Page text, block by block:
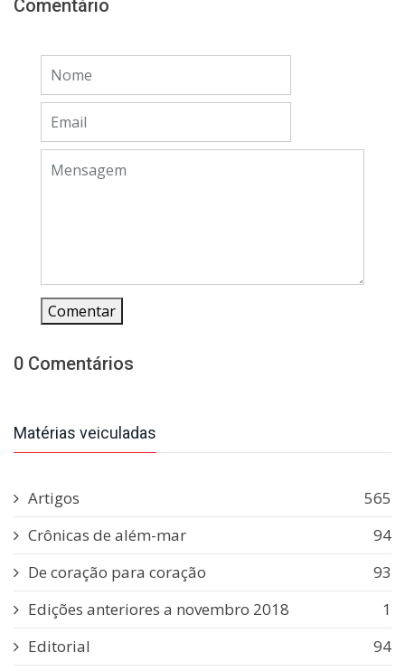
Comentário
Comentar
0 Comentários
Matérias veiculadas
Artigos
565
Crônicas de além-mar
94
De coração para coração
93
Edições anteriores a novembro 2018
1
Editorial
94